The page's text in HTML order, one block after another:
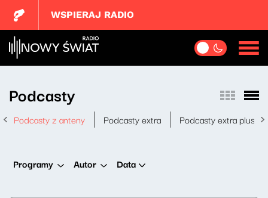
WSPIERAJ RADIO
Podcasty
Podcasty z anteny Podcasty extra Podcasty extra plus
Programy Autor Data